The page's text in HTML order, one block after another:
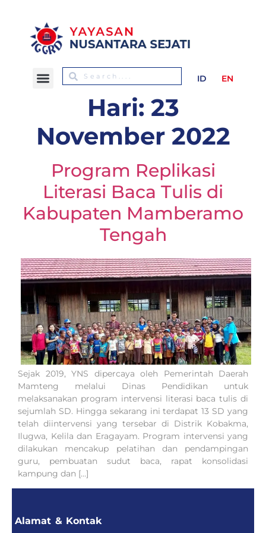
ID EN
Hari: 23
November 2022
Program Replikasi
Literasi Baca Tulis di
Kabupaten Mamberamo
Tengah
Sejak 2019, YNS dipercaya oleh Pemerintah Daerah
Mamteng melalui Dinas Pendidikan untuk
melaksanakan program intervensi literasi baca tulis di
sejumlah SD. Hingga sekarang ini terdapat 13 SD yang
telah diintervensi yang tersebar di Distrik Kobakma,
Ilugwa, Kelila dan Eragayam. Program intervensi yang
dilakukan mencakup pelatihan dan pendampingan
guru, pembuatan sudut baca, rapat konsolidasi
kampung dan […]
Alamat & Kontak